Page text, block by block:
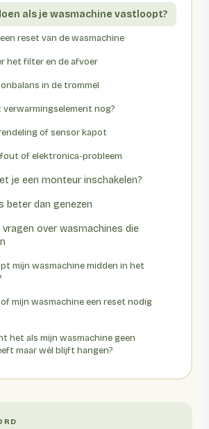
als je wasmachine vastloopt?
reset van de wasmachine
het filter en de afvoer
in de trommel
verwarmingselement nog?
of sensor kapot
of elektronica-probleem
je een monteur inschakelen?
beter dan genezen
over wasmachines die
mijn wasmachine midden in het
mijn wasmachine een reset nodig
het als mijn wasmachine geen
maar wél blijft hangen?